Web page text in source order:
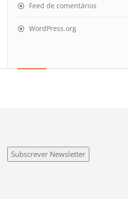
Feed de comentários
WordPress.org
Subscrever Newsletter